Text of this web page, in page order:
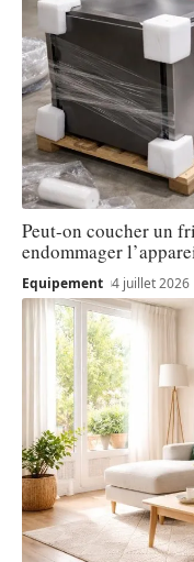
Peut-on coucher un
endommager
Equipement 4 juillet 2026